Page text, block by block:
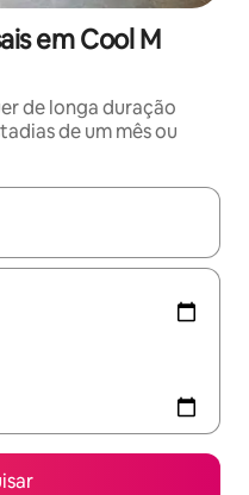
em Cool M
de longa duração
de um mês ou
disponíveis, navegue com